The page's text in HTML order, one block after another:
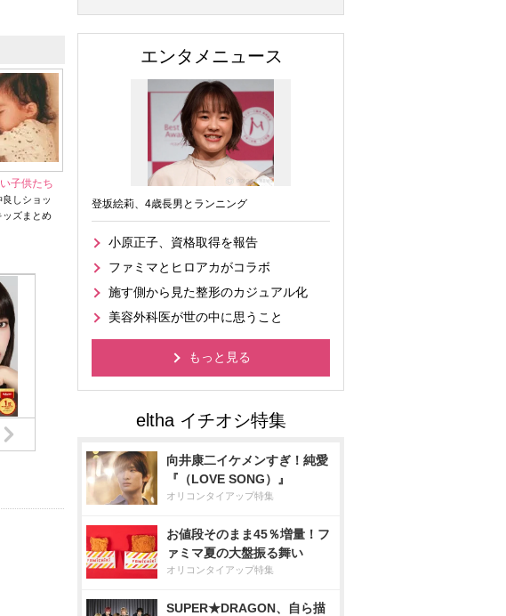
子供たち
しショッ
ッズまとめ
エンタメニュース
登坂絵莉、4歳長男とランニング
小原正子、資格取得を報告
ファミマとヒロアカがコラボ
施す側から見た整形のカジュアル化
美容外科医が世の中に思うこと
もっと見る
向井康二イケメンすぎ！純愛
『（LOVE SONG）』
オリコンタイアップ特集
お値段そのまま45％増量！フ
ァミマ夏の大盤振る舞い
オリコンタイアップ特集
SUPER★DRAGON、自ら描